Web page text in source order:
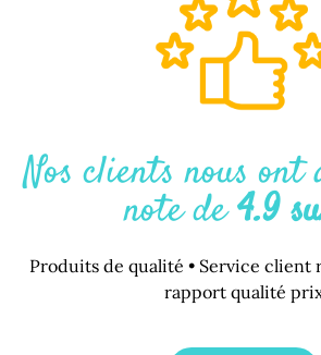
Nos clients nous
note de4.9
Produits de qualité • Service client
rapport qualité